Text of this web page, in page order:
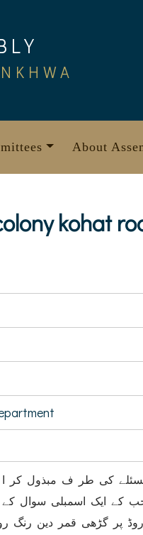
About
kohat
کی طر ف مبذول کر ا
کے ایک اسمبلی سوال
پر گڑھی قمر دین رنگ